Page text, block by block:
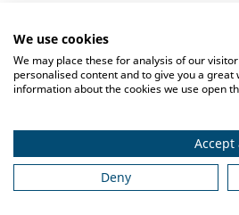
De Hakto polycarbonaat
meer koelwerkbanken, koelkasten,
ovens, bainmaries, chafing dishes,
Maak uw Hakto GN bak compleet
We use cookies
We may place these for analysis of our
personalised content and to give you a
information about the cookies we use open
Accept
Deny